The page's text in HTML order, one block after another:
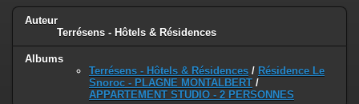
Auteur
Terrésens - Hôtels & Résidences
Albums
Terrésens - Hôtels & Résidences / Résidence Le
Snoroc - PLAGNE MONTALBERT /
APPARTEMENT STUDIO - 2 PERSONNES